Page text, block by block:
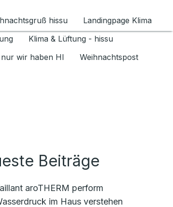
1.6.2026 umschalten
hissu
Landingpage Klima
Klima & Lüftung - hissu
nur wir haben HI
Weihnachtspost
Beiträge
aroTHERM perform
im Haus verstehen